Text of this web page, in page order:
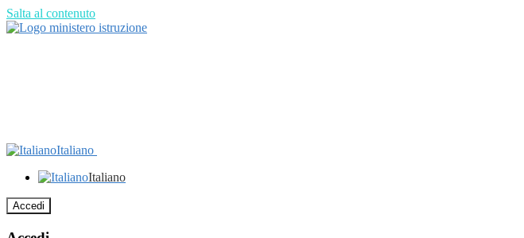
Salta al contenuto
Italiano
Italiano
Accedi